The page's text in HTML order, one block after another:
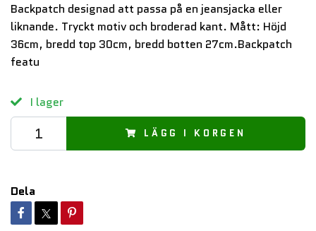
Backpatch designad att passa på en jeansjacka eller
liknande. Tryckt motiv och broderad kant. Mått: Höjd
36cm, bredd top 30cm, bredd botten 27cm.Backpatch
featu
I lager
LÄGG I KORGEN
Dela